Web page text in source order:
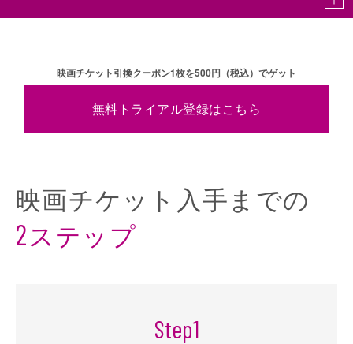
映画チケット引換クーポン1枚を500円（税込）でゲット
無料トライアル登録はこちら
映画チケット ⼊⼿までの
2ステップ
Step1